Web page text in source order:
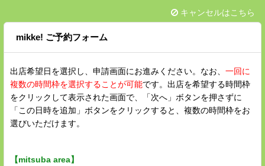
キャンセルはこちら
mikke! ご予約フォーム
出店希望日を選択し、申請画面にお進みください。なお、 一回に
複数の時間枠を選択することが可能です。出店を希望する時間枠
をクリックして表示された画面で、「次へ」ボタンを押さずに
「この日時を追加」ボタンをクリックすると、複数の時間枠をお
選びいただけます。
【mitsuba area】